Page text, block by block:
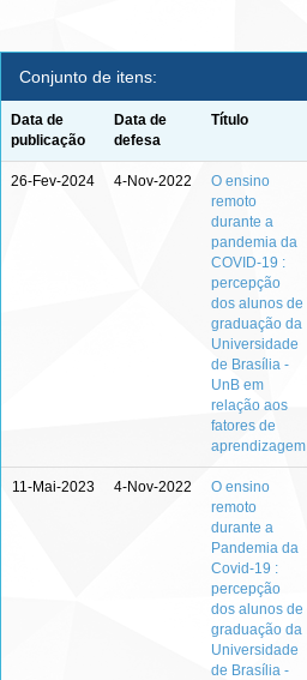
Conjunto de itens:
Data de
publicação
Data de
defesa
Título
26-Fev-2024 4-Nov-2022
O ensino
remoto
durante a
pandemia da
COVID-19 :
percepção
dos alunos de
graduação da
Universidade
de Brasília -
UnB em
relação aos
fatores de
aprendizagem
11-Mai-2023 4-Nov-2022
O ensino
remoto
durante a
Pandemia da
Covid-19 :
percepção
dos alunos de
graduação da
Universidade
de Brasília -